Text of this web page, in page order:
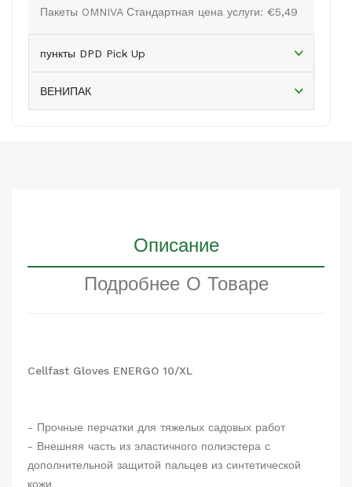
Пакеты OMNIVA Стандартная цена услуги: €5,49
пункты DPD Pick Up
ВЕНИПАК
Описание
Подробнее О Товаре
Cellfast Gloves ENERGO 10/XL
- Прочные перчатки для тяжелых садовых работ
- Внешняя часть из эластичного полиэстера с
дополнительной защитой пальцев из синтетической
кожи